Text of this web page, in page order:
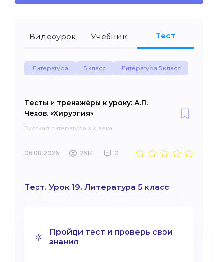
Видеоурок Учебник Тест
Литература 5 класс Литература 5 класс
Тесты и тренажёры к уроку: А.П.
Чехов. «Хирургия»
Русская литература XIX века
06.08.2026 2514 0
Тест. Урок 19. Литература 5 класс
Пройди тест и проверь свои
знания